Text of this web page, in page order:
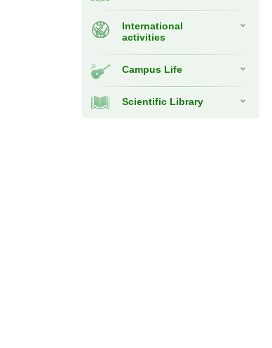
International
activities
Campus Life
Scientific Library